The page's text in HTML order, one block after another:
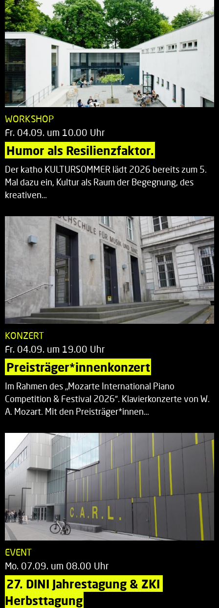
WORKSHOP
Fr. 04.09. um 10.00 Uhr
Humor als Resilienzfaktor.
Der katho KULTURSOMMER lädt 2026 bereits zum 5.
Mal dazu ein, Kultur als Raum der Begegnung, des
kreativen…
KONZERT
Fr. 04.09. um 19.00 Uhr
Preisträger*innenkonzert
Im Rahmen des „Mozarte International Piano
Competition & Festival 2026“. Klavierkonzerte von W.
A. Mozart. Mit den Preisträger*innen…
EVENT
Mo. 07.09. um 08.00 Uhr
27. DINI Jahrestagung & ZKI
Herbsttagung